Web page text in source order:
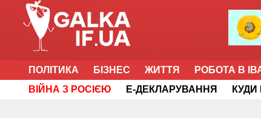
ПОЛІТИКА БІЗНЕС ЖИТТЯ РОБОТА В
ВІЙНА З РОСІЄЮ
Е-ДЕКЛАРУВАННЯ КУДИ